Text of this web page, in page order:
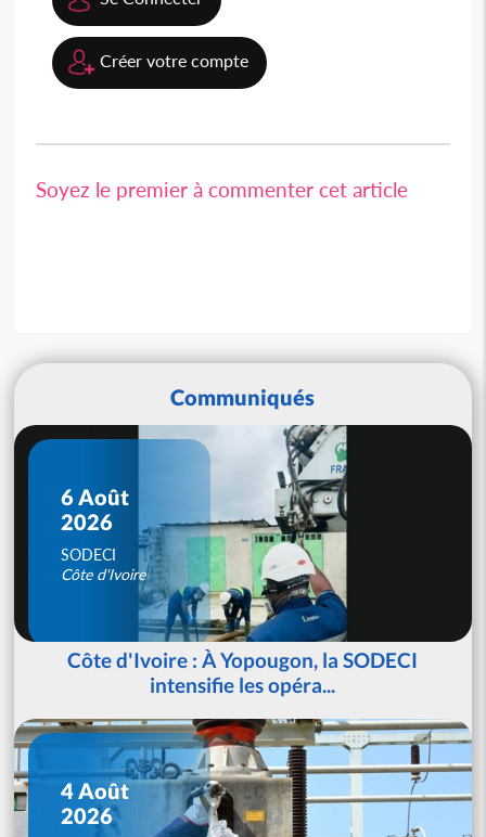
Créer votre compte
Soyez le premier à commenter cet article
Communiqués
6 Août
2026
SODECI
Côte d'Ivoire
Côte d'Ivoire : À Yopougon, la SODECI
intensifie les opéra...
4 Août
2026